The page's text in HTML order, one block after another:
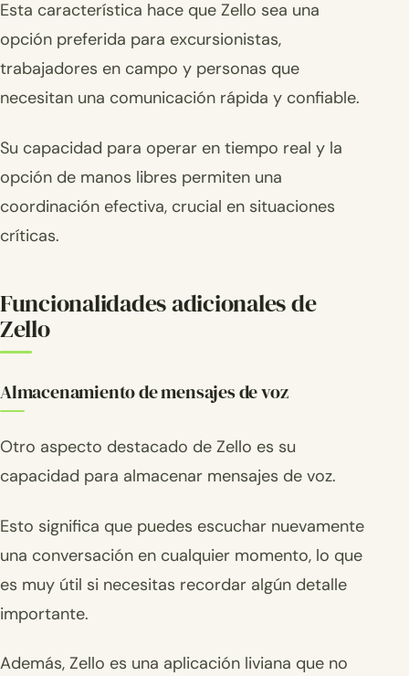
Esta característica hace que Zello sea una
opción preferida para excursionistas,
trabajadores en campo y personas que
necesitan una comunicación rápida y confiable.
Su capacidad para operar en tiempo real y la
opción de manos libres permiten una
coordinación efectiva, crucial en situaciones
críticas.
Funcionalidades adicionales de
Zello
Almacenamiento de mensajes de voz
Otro aspecto destacado de Zello es su
capacidad para almacenar mensajes de voz.
Esto significa que puedes escuchar nuevamente
una conversación en cualquier momento, lo que
es muy útil si necesitas recordar algún detalle
importante.
Además, Zello es una aplicación liviana que no